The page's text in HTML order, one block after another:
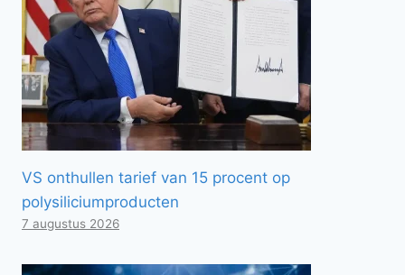
VS onthullen tarief van 15 procent op
polysiliciumproducten
7 augustus 2026